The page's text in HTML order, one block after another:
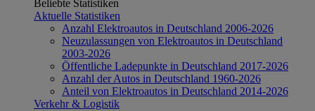
Beliebte Statistiken
Aktuelle Statistiken
Anzahl Elektroautos in Deutschland 2006-2026
Neuzulassungen von Elektroautos in Deutschland
2003-2026
Öffentliche Ladepunkte in Deutschland 2017-2026
Anzahl der Autos in Deutschland 1960-2026
Anteil von Elektroautos in Deutschland 2014-2026
Verkehr & Logistik